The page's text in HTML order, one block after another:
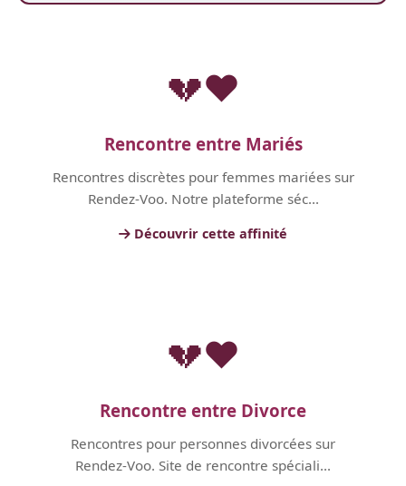
💔❤️
Rencontre entre Mariés
Rencontres discrètes pour femmes mariées sur
Rendez-Voo. Notre plateforme séc...
Découvrir cette affinité
💔❤️
Rencontre entre Divorce
Rencontres pour personnes divorcées sur
Rendez-Voo. Site de rencontre spéciali...